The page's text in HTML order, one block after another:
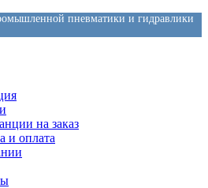
пневматики и гидравлики
на заказ
и оплата